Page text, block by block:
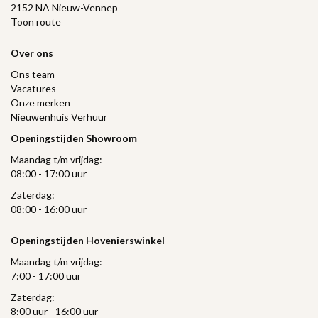
2152 NA Nieuw-Vennep
Toon route
Over ons
Ons team
Vacatures
Onze merken
Nieuwenhuis Verhuur
Openingstijden Showroom
Maandag t/m vrijdag:
08:00 - 17:00 uur
Zaterdag:
08:00 - 16:00 uur
Openingstijden Hovenierswinkel
Maandag t/m vrijdag:
7:00 - 17:00 uur
Zaterdag:
8:00 uur - 16:00 uur